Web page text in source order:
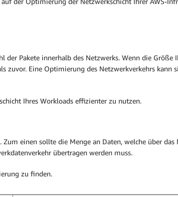
Pakete innerhalb des Netzwerks. Wenn die Größe
zuvor. Eine Optimierung des Netzwerkverkehrs kann
Ihres Workloads effizienter zu nutzen.
einen sollte die Menge an Daten, welche über das
übertragen werden muss.
zu finden.